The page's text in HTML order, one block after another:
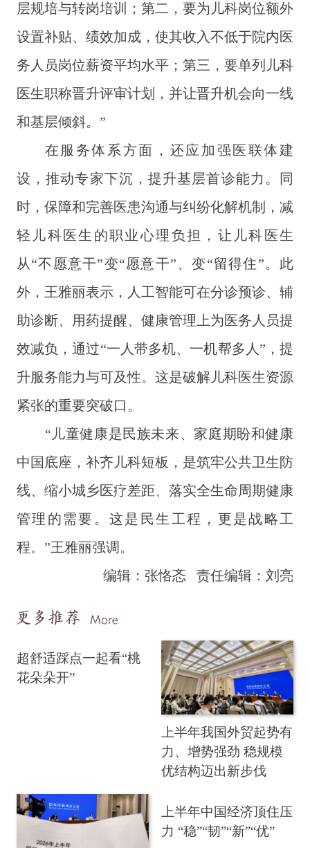
层规培与转岗培训；第二，要为儿科岗位额外
设置补贴、绩效加成，使其收入不低于院内医
务人员岗位薪资平均水平；第三，要单列儿科
医生职称晋升评审计划，并让晋升机会向一线
和基层倾斜。”
在服务体系方面，还应加强医联体建
设，推动专家下沉，提升基层首诊能力。同
时，保障和完善医患沟通与纠纷化解机制，减
轻儿科医生的职业心理负担，让儿科医生
从“不愿意干”变“愿意干”、变“留得住”。此
外，王雅丽表示，人工智能可在分诊预诊、辅
助诊断、用药提醒、健康管理上为医务人员提
效减负，通过“一人带多机、一机帮多人”，提
升服务能力与可及性。这是破解儿科医生资源
紧张的重要突破口。
“儿童健康是民族未来、家庭期盼和健康
中国底座，补齐儿科短板，是筑牢公共卫生防
线、缩小城乡医疗差距、落实全生命周期健康
管理的需要。这是民生工程，更是战略工
程。”王雅丽强调。
编辑：张恪忞
责任编辑：刘亮
超舒适踩点一起看“桃
花朵朵开”
上半年我国外贸起势有
力、增势强劲 稳规模
优结构迈出新步伐
上半年中国经济顶住压
力 “稳”“韧”“新”“优”